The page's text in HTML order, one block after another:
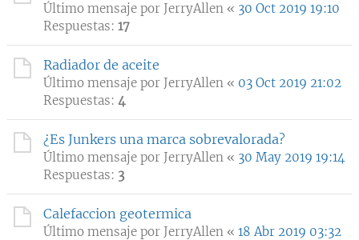
Último mensaje por JerryAllen « 30 Oct 2019 19:10
Respuestas: 17
Radiador de aceite
Último mensaje por JerryAllen « 03 Oct 2019 21:02
Respuestas: 4
¿Es Junkers una marca sobrevalorada?
Último mensaje por JerryAllen « 30 May 2019 19:14
Respuestas: 3
Calefaccion geotermica
Último mensaje por JerryAllen « 18 Abr 2019 03:32